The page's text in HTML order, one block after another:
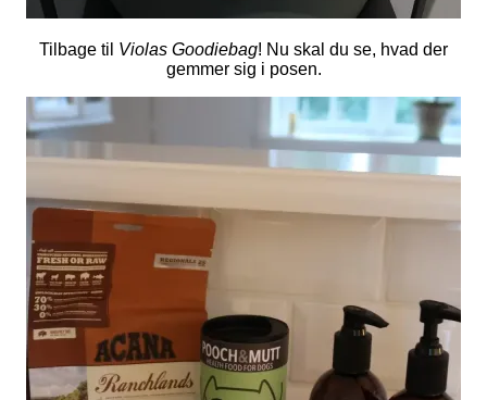
Tilbage til Violas Goodiebag! Nu skal du se, hvad der
gemmer sig i posen.